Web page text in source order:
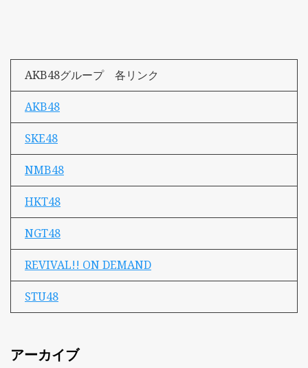
AKB48グループ 各リンク
AKB48
SKE48
NMB48
HKT48
NGT48
REVIVAL!! ON DEMAND
STU48
アーカイブ